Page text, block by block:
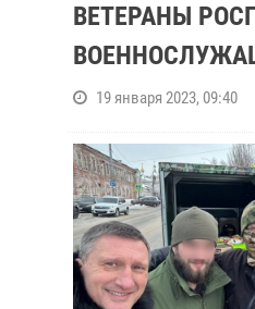
ВЕТЕРАНЫ
19 января 2023, 09:40